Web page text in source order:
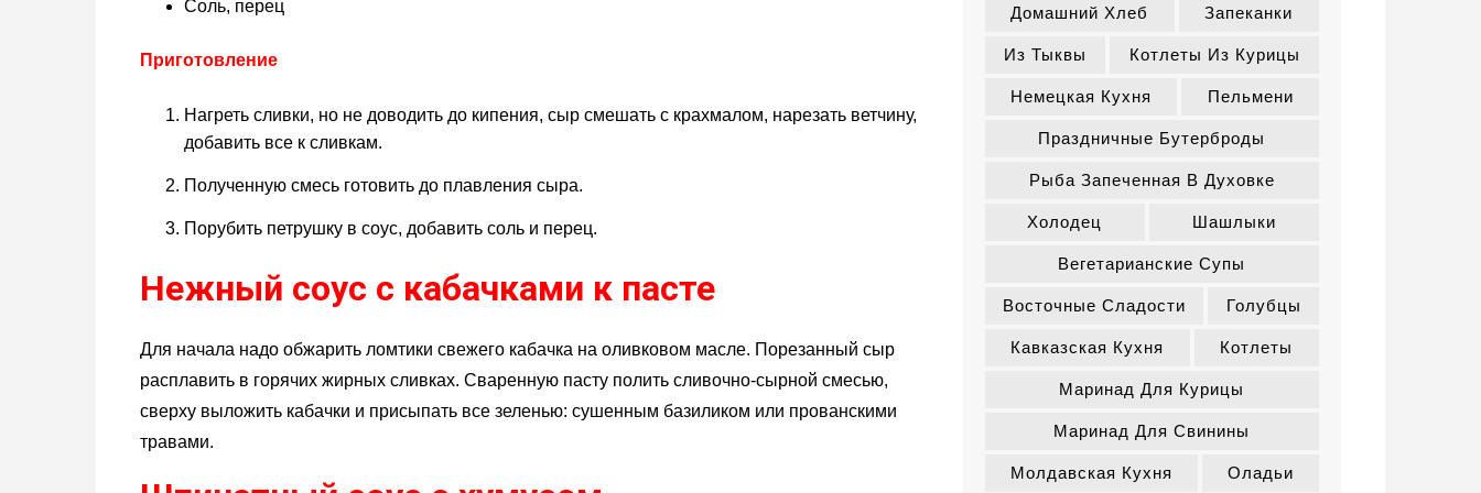
Соль, перец
Приготовление
Нагреть сливки, но не доводить до кипения, сыр смешать с крахмалом, нарезать ветчину,
добавить все к сливкам.
Полученную смесь готовить до плавления сыра.
Порубить петрушку в соус, добавить соль и перец.
Нежный соус с кабачками к пасте
Для начала надо обжарить ломтики свежего кабачка на оливковом масле. Порезанный сыр
расплавить в горячих жирных сливках. Сваренную пасту полить сливочно-сырной смесью,
сверху выложить кабачки и присыпать все зеленью: сушенным базиликом или прованскими
травами.
Домашний Хлеб Запеканки
Из Тыквы Котлеты Из Курицы
Немецкая Кухня Пельмени
Праздничные Бутерброды
Рыба Запеченная В Духовке
Холодец Шашлыки
Вегетарианские Супы
Восточные Сладости Голубцы
Кавказская Кухня Котлеты
Маринад Для Курицы
Маринад Для Свинины
Молдавская Кухня Оладьи